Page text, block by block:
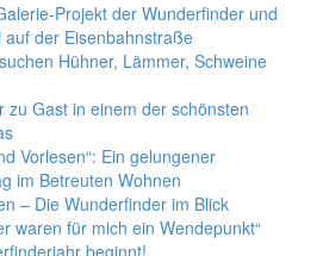
Projekt der Wunderfinder und
der Eisenbahnstraße
Hühner, Lämmer, Schweine
zu Gast in einem der schönsten
Vorlesen“: Ein gelungener
im Betreuten Wohnen
– Die Wunderfinder im Blick
waren für mich ein Wendepunkt“
beginnt!